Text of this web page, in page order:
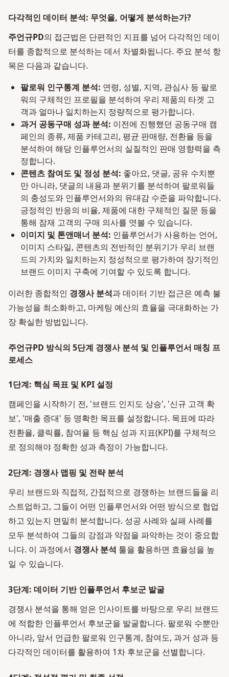
다각적인 데이터 분석: 무엇을, 어떻게 분석하는가?
주언규PD의 접근법은 단편적인 지표를 넘어 다각적인 데이
터를 종합적으로 분석하는 데서 차별화됩니다. 주요 분석 항
목은 다음과 같습니다.
팔로워 인구통계 분석: 연령, 성별, 지역, 관심사 등 팔로
워의 구체적인 프로필을 분석하여 우리 제품의 타겟 고
객과 얼마나 일치하는지 정량적으로 평가합니다.
과거 공동구매 성과 분석: 이전에 진행했던 공동구매 캠
페인의 종류, 제품 카테고리, 평균 판매량, 전환율 등을
분석하여 해당 인플루언서의 실질적인 판매 영향력을 측
정합니다.
콘텐츠 참여도 및 정성 분석: 좋아요, 댓글, 공유 수치뿐
만 아니라, 댓글의 내용과 분위기를 분석하여 팔로워들
의 충성도와 인플루언서와의 유대감 수준을 파악합니다.
긍정적인 반응의 비율, 제품에 대한 구체적인 질문 등을
통해 잠재 고객의 구매 의사를 엿볼 수 있습니다.
이미지 및 톤앤매너 분석: 인플루언서가 사용하는 언어,
이미지 스타일, 콘텐츠의 전반적인 분위기가 우리 브랜
드의 가치와 일치하는지 정성적으로 평가하여 장기적인
브랜드 이미지 구축에 기여할 수 있도록 합니다.
이러한 종합적인 경쟁사 분석과 데이터 기반 접근은 예측 불
가능성을 최소화하고, 마케팅 예산의 효율을 극대화하는 가
장 확실한 방법입니다.
주언규PD 방식의 5단계 경쟁사 분석 및 인플루언서 매칭 프
로세스
1단계: 핵심 목표 및 KPI 설정
캠페인을 시작하기 전, '브랜드 인지도 상승', '신규 고객 확
보', '매출 증대' 등 명확한 목표를 설정합니다. 목표에 따라
전환율, 클릭률, 참여율 등 핵심 성과 지표(KPI)를 구체적으
로 정의해야 정확한 성과 측정이 가능합니다.
2단계: 경쟁사 맵핑 및 전략 분석
우리 브랜드와 직접적, 간접적으로 경쟁하는 브랜드들을 리
스트업하고, 그들이 어떤 인플루언서와 어떤 방식으로 협업
하고 있는지 면밀히 분석합니다. 성공 사례와 실패 사례를
모두 분석하여 그들의 강점과 약점을 파악하는 것이 중요합
니다. 이 과정에서 경쟁사 분석 툴을 활용하면 효율성을 높
일 수 있습니다.
3단계: 데이터 기반 인플루언서 후보군 발굴
경쟁사 분석을 통해 얻은 인사이트를 바탕으로 우리 브랜드
에 적합한 인플루언서 후보군을 발굴합니다. 팔로워 수뿐만
아니라, 앞서 언급한 팔로워 인구통계, 참여도, 과거 성과 등
다각적인 데이터를 활용하여 1차 후보군을 선별합니다.